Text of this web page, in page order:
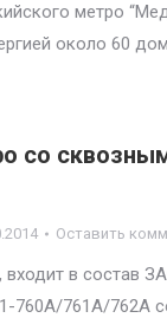
метро
около 60
со
Оставить
в состав
760А/761А/762А